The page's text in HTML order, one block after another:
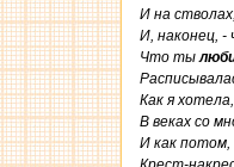
И на
И, наконец, -
Что ты
Как я
В веках со
И как потом,